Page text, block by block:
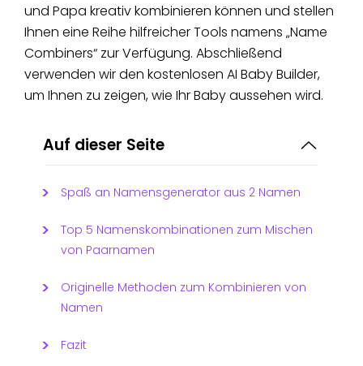
und Papa kreativ kombinieren können und stellen
Ihnen eine Reihe hilfreicher Tools namens „Name
Combiners“ zur Verfügung. Abschließend
verwenden wir den kostenlosen AI Baby Builder,
um Ihnen zu zeigen, wie Ihr Baby aussehen wird.
Auf dieser Seite
Spaß an Namensgenerator aus 2 Namen
Top 5 Namenskombinationen zum Mischen
von Paarnamen
Originelle Methoden zum Kombinieren von
Namen
Fazit